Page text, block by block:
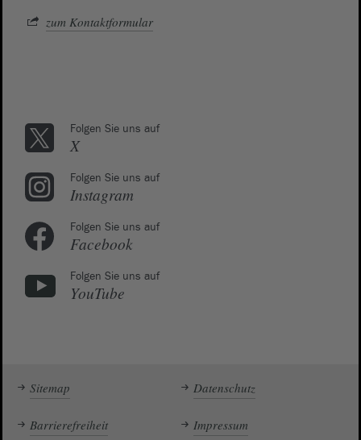
zum Kontaktformular
Folgen Sie uns auf
X
Folgen Sie uns auf
Instagram
Folgen Sie uns auf
Facebook
Folgen Sie uns auf
YouTube
Sitemap Datenschutz
Barrierefreiheit Impressum